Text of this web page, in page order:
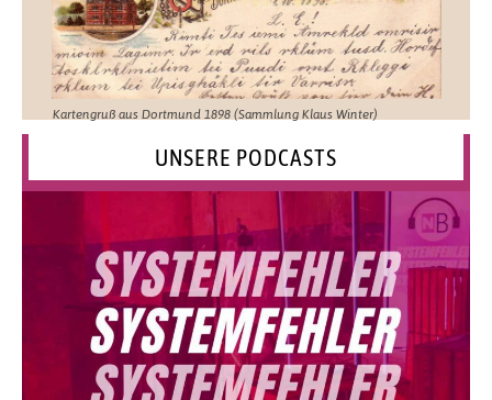
Kartengruß aus Dortmund 1898 (Sammlung Klaus Winter)
UNSERE PODCASTS